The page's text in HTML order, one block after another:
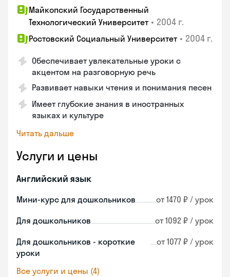
Майкопский Государственный
Технологический Университет • 2004 г.
Ростовский Социальный Университет • 2004 г.
Обеспечивает увлекательные уроки с
акцентом на разговорную речь
Развивает навыки чтения и понимания песен
Имеет глубокие знания в иностранных
языках и культуре
Читать дальше
Услуги и цены
Английский язык
Мини-курс для дошкольников от 1470 ₽ / урок
Для дошкольников от 1092 ₽ / урок
Для дошкольников - короткие
уроки
от 1077 ₽ / урок
Все услуги и цены (4)